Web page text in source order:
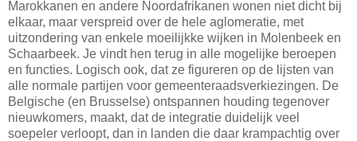
Marokkanen en andere Noordafrikanen wonen niet dicht bij
elkaar, maar verspreid over de hele aglomeratie, met
uitzondering van enkele moeilijkke wijken in Molenbeek en
Schaarbeek. Je vindt hen terug in alle mogelijke beroepen
en functies. Logisch ook, dat ze figureren op de lijsten van
alle normale partijen voor gemeenteraadsverkiezingen. De
Belgische (en Brusselse) ontspannen houding tegenover
nieuwkomers, maakt, dat de integratie duidelijk veel
soepeler verloopt, dan in landen die daar krampachtig over